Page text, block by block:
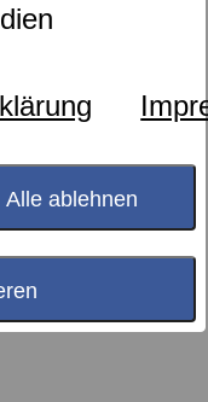
Alle ablehnen